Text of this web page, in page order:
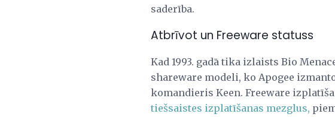
saderība.
Atbrīvot un Freeware statuss
Kad 1993. gadā tika izlaists Bio
shareware modeli, ko Apogee
komandieris Keen. Freeware
tiešsaistes izplatīšanas mezglus,